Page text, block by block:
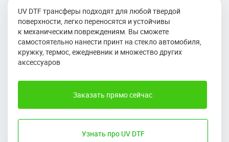
UV DTF трансферы подходят для любой твердой
поверхности, легко переносятся и устойчивы
к механическим повреждениям. Вы сможете
самостоятельно нанести принт на стекло автомобиля,
кружку, термос, ежедневник и множество других
аксессуаров
Заказать прямо сейчас
Узнать про UV DTF